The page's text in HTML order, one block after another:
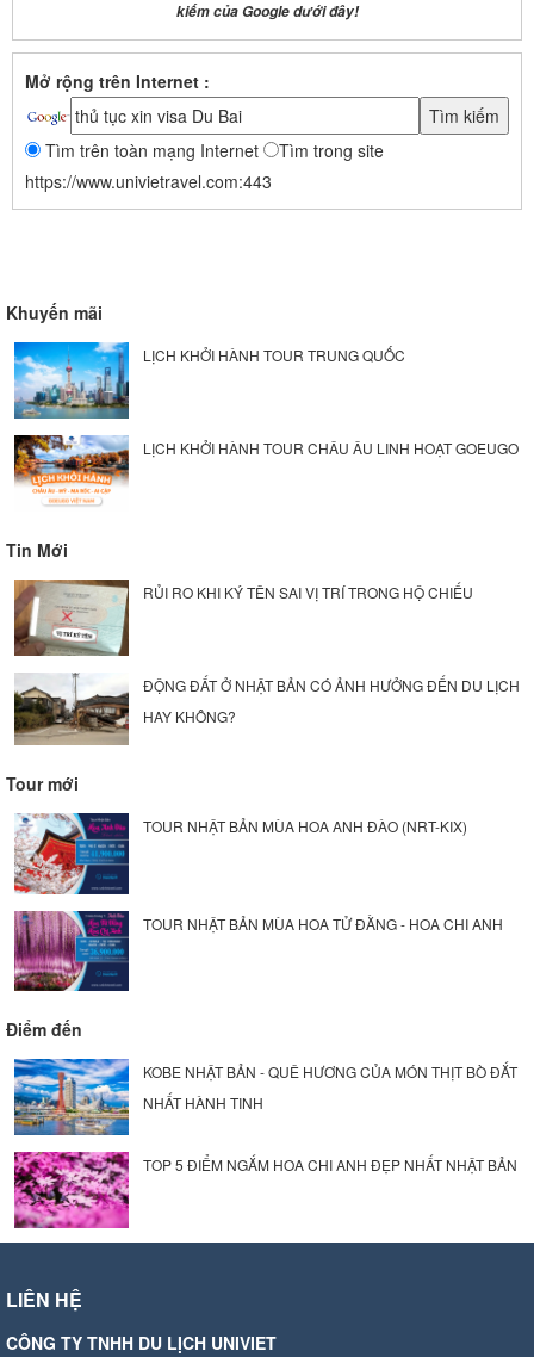
kiếm của Google dưới đây!
Mở rộng trên Internet :
Tìm trên toàn mạng Internet
Tìm trong site
https://www.univietravel.com:443
Khuyến mãi
LỊCH KHỞI HÀNH TOUR TRUNG QUỐC
LỊCH KHỞI HÀNH TOUR CHÂU ÂU LINH HOẠT GOEUGO
Tin Mới
RỦI RO KHI KÝ TÊN SAI VỊ TRÍ TRONG HỘ CHIẾU
ĐỘNG ĐẤT Ở NHẬT BẢN CÓ ẢNH HƯỞNG ĐẾN DU LỊCH
HAY KHÔNG?
Tour mới
TOUR NHẬT BẢN MÙA HOA ANH ĐÀO (NRT-KIX)
TOUR NHẬT BẢN MÙA HOA TỬ ĐẰNG - HOA CHI ANH
Điểm đến
KOBE NHẬT BẢN - QUÊ HƯƠNG CỦA MÓN THỊT BÒ ĐẮT
NHẤT HÀNH TINH
TOP 5 ĐIỂM NGẮM HOA CHI ANH ĐẸP NHẤT NHẬT BẢN
LIÊN HỆ
CÔNG TY TNHH DU LỊCH UNIVIET